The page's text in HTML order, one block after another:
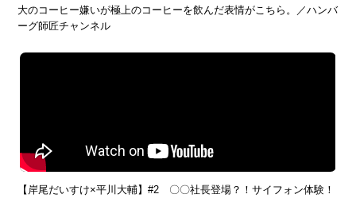
大のコーヒー嫌いが極上のコーヒーを飲んだ表情がこちら。／ハンバ
ーグ師匠チャンネル
【岸尾だいすけ×平川大輔】#2 〇〇社長登場？！サイフォン体験！